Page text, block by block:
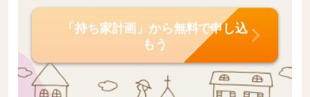
「持ち家計画」から無料で申し込
もう